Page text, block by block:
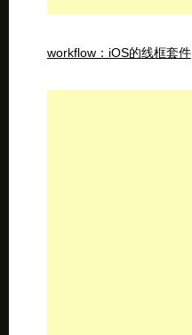
workflow：iOS的线框套件